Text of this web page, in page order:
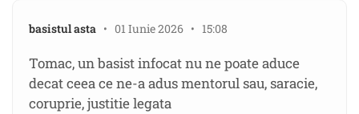
basistul asta • 01 Iunie 2026 • 15:08
Tomac, un basist infocat nu ne poate aduce
decat ceea ce ne-a adus mentorul sau, saracie,
coruprie, justitie legata